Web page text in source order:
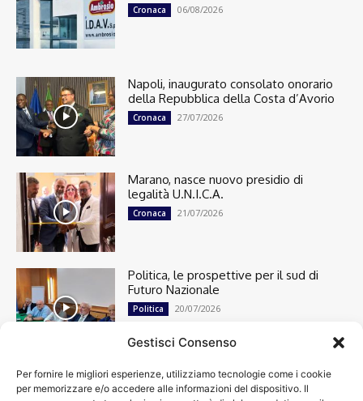
Gestisci Consenso
Per fornire le migliori esperienze, utilizziamo tecnologie come i cookie
per memorizzare e/o accedere alle informazioni del dispositivo. Il
Cronaca 06/08/2026
Napoli, inaugurato consolato onorario
della Repubblica della Costa d’Avorio
Cronaca 27/07/2026
Marano, nasce nuovo presidio di
legalità U.N.I.C.A.
Cronaca 21/07/2026
Politica, le prospettive per il sud di
Futuro Nazionale
Politica 20/07/2026
Cronaca
13494